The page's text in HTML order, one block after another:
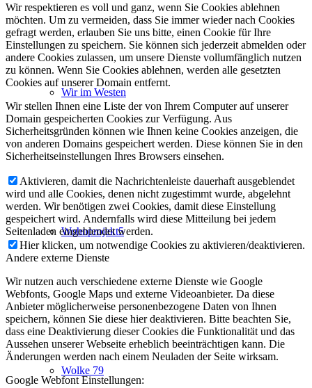
Wir im Westen
Wohnprojekt5
Wolke 79
Wir respektieren es voll und ganz, wenn Sie Cookies ablehnen
möchten. Um zu vermeiden, dass Sie immer wieder nach Cookies
gefragt werden, erlauben Sie uns bitte, einen Cookie für Ihre
Einstellungen zu speichern. Sie können sich jederzeit abmelden oder
andere Cookies zulassen, um unsere Dienste vollumfänglich nutzen
zu können. Wenn Sie Cookies ablehnen, werden alle gesetzten
Cookies auf unserer Domain entfernt.
Wir stellen Ihnen eine Liste der von Ihrem Computer auf unserer
Domain gespeicherten Cookies zur Verfügung. Aus
Sicherheitsgründen können wie Ihnen keine Cookies anzeigen, die
von anderen Domains gespeichert werden. Diese können Sie in den
Sicherheitseinstellungen Ihres Browsers einsehen.
Aktivieren, damit die Nachrichtenleiste dauerhaft ausgeblendet
wird und alle Cookies, denen nicht zugestimmt wurde, abgelehnt
werden. Wir benötigen zwei Cookies, damit diese Einstellung
gespeichert wird. Andernfalls wird diese Mitteilung bei jedem
Seitenladen eingeblendet werden.
Hier klicken, um notwendige Cookies zu aktivieren/deaktivieren.
Andere externe Dienste
Wir nutzen auch verschiedene externe Dienste wie Google
Webfonts, Google Maps und externe Videoanbieter. Da diese
Anbieter möglicherweise personenbezogene Daten von Ihnen
speichern, können Sie diese hier deaktivieren. Bitte beachten Sie,
dass eine Deaktivierung dieser Cookies die Funktionalität und das
Aussehen unserer Webseite erheblich beeinträchtigen kann. Die
Änderungen werden nach einem Neuladen der Seite wirksam.
Google Webfont Einstellungen: